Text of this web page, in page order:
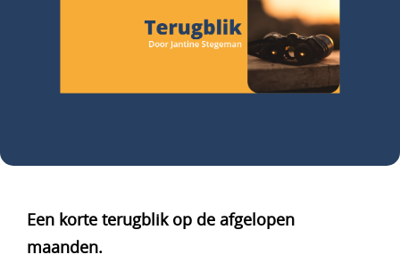
Een korte terugblik op de afgelopen
maanden.